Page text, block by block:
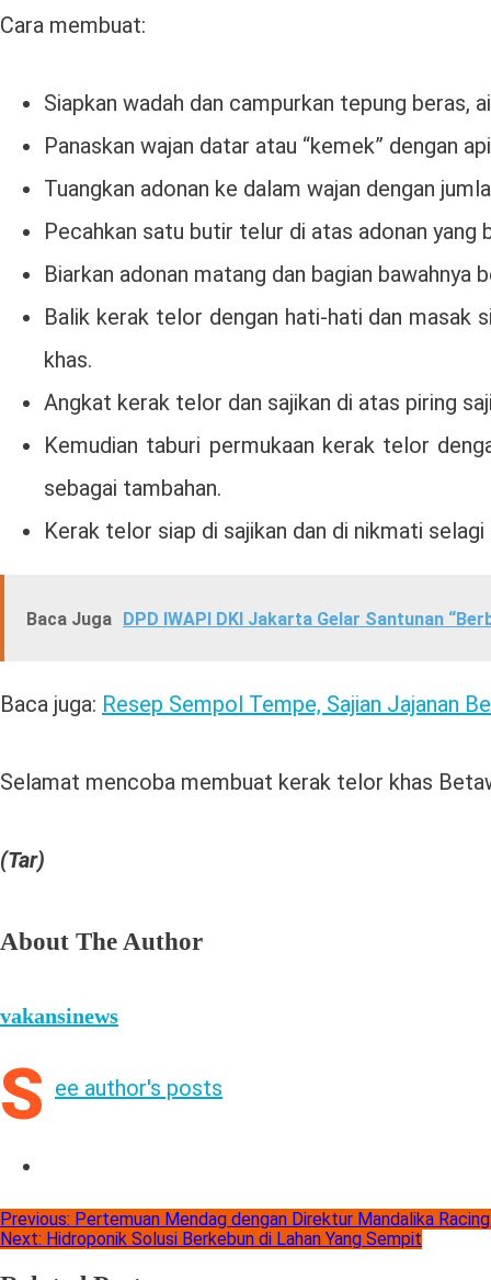
Cara membuat:
Siapkan wadah dan campurkan tepung beras,
Panaskan wajan datar atau “kemek” dengan
Tuangkan adonan ke dalam wajan dengan
Pecahkan satu butir telur di atas adonan
Biarkan adonan matang dan bagian
Balik kerak telor dengan hati-hati dan masak
khas.
Angkat kerak telor dan sajikan di atas piring
Kemudian taburi permukaan kerak telor
sebagai tambahan.
Kerak telor siap di sajikan dan di nikmati selagi
Baca Juga DPD IWAPI DKI Jakarta Gelar Santunan
Baca juga: Resep Sempol Tempe, Sajian Jajanan
Selamat mencoba membuat kerak telor khas
(Tar)
About The Author
vakansinews
S ee author's posts
Previous: Pertemuan Mendag dengan Direktur Mandalika
Next: Hidroponik Solusi Berkebun di Lahan Yang Sempit